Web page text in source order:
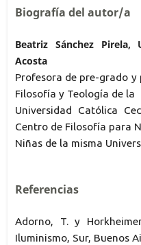
Biografía del autor/a
Beatriz Sánchez Pirela,
Acosta
Profesora de pre-grado
Filosofía y Teología de la
Universidad Católica
Centro de Filosofía para
Niñas de la misma
Referencias
Adorno, T. y
Iluminismo, Sur, Buenos